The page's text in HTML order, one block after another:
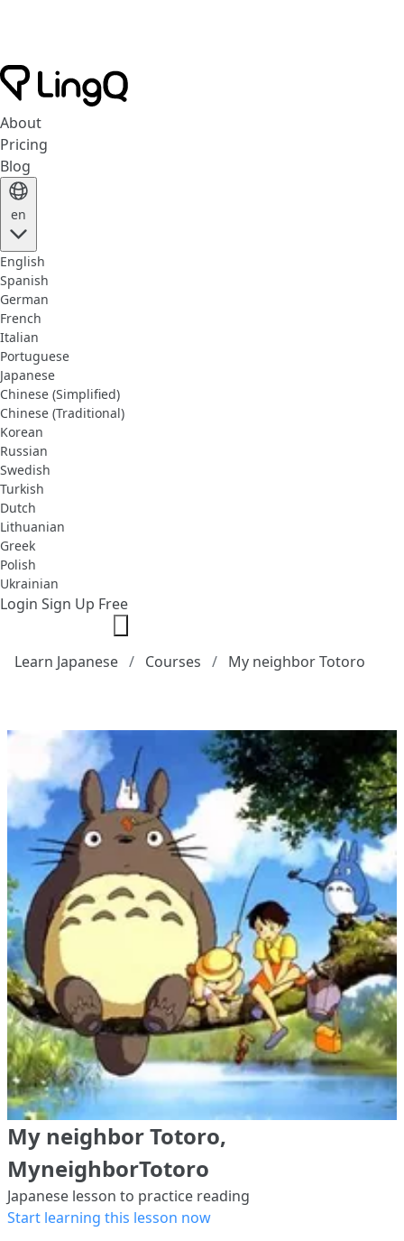
About
Pricing
Blog
en
English
Spanish
German
French
Italian
Portuguese
Japanese
Chinese (Simplified)
Chinese (Traditional)
Korean
Russian
Swedish
Turkish
Dutch
Lithuanian
Greek
Polish
Ukrainian
Login Sign Up Free
Learn Japanese Courses My neighbor Totoro
My neighbor Totoro,
MyneighborTotoro
Japanese lesson to practice reading
Start learning this lesson now